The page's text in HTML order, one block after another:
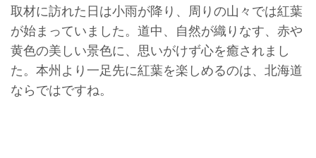
取材に訪れた日は小雨が降り、周りの山々では紅葉
が始まっていました。道中、自然が織りなす、赤や
黄色の美しい景色に、思いがけず心を癒されまし
た。本州より一足先に紅葉を楽しめるのは、北海道
ならではですね。